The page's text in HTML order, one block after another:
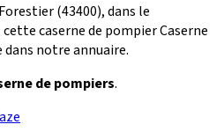
(43400), dans le
cette caserne de pompier Caserne
notre annuaire.
de pompiers.